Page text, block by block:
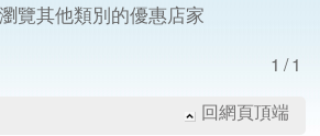
覽其他類別的優惠店家
1/1
回網頁頂端